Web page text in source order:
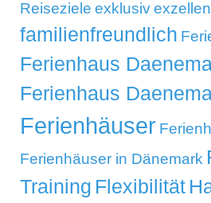
Reiseziele exklusiv
familienfreundlich
Ferienhaus
Ferienhaus
Ferienhäuser
Ferienhäuser in Dänemark
Training Flexibilität